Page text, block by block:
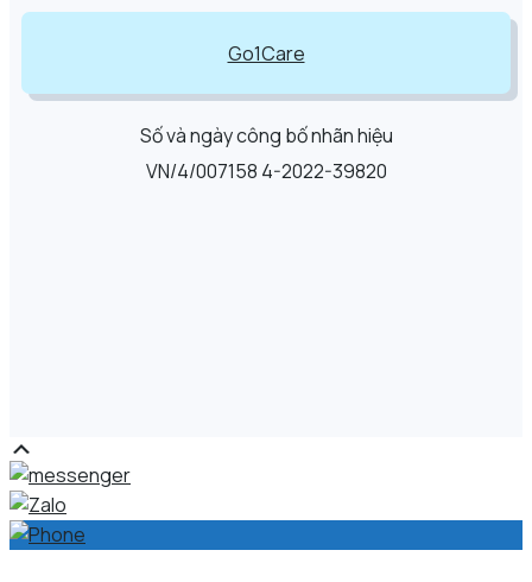
Go1Care
Số và ngày công bố nhãn hiệu
VN/4/007158 4-2022-39820